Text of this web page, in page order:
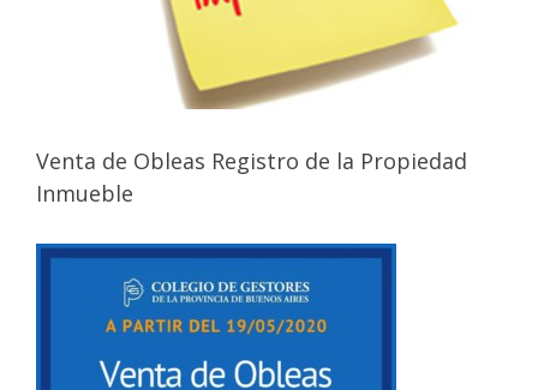
Venta de Obleas Registro de la Propiedad
Inmueble